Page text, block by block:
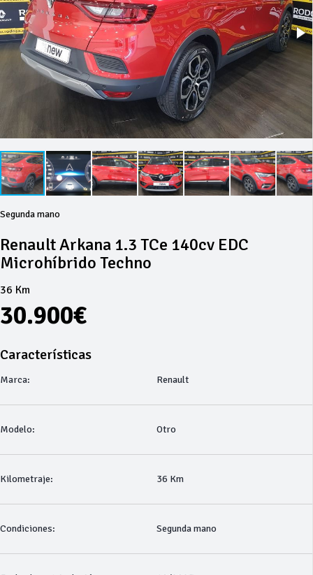
Segunda mano
Renault Arkana 1.3 TCe 140cv EDC
Microhíbrido Techno
36 Km
30.900€
Características
Marca: Renault
Modelo: Otro
Kilometraje: 36 Km
Condiciones: Segunda mano